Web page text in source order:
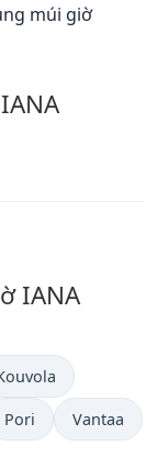
múi giờ
IANA
Pori Vantaa